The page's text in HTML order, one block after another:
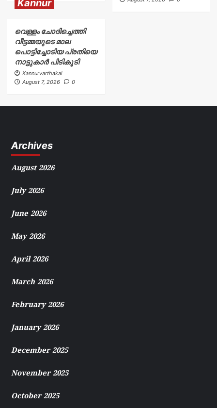
Kannur
വെള്ളം ചോദിച്ചെത്തി
വീട്ടമ്മയുടെ മാല
പൊട്ടിച്ചോടിയ പ്രതിയെ
നാട്ടുകാർ പിടികൂടി
Kannurvarthakal
August 7, 2026
0
Archives
August 2026
July 2026
June 2026
May 2026
April 2026
March 2026
February 2026
January 2026
December 2025
November 2025
October 2025